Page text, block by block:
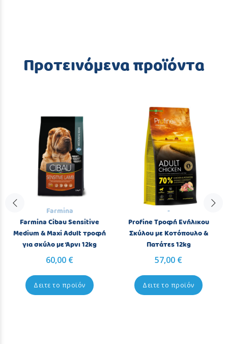
Προτεινόμενα προϊόντα
Farmina
Farmina Cibau Sensitive
Medium & Maxi Adult τροφή
για σκύλο με Άρνι 12kg
60,00 €
Δειτε το προϊόν
-
Profine Τροφή Ενήλικου
Σκύλου με Κοτόπουλο &
Πατάτες 12kg
57,00 €
Δειτε το προϊόν